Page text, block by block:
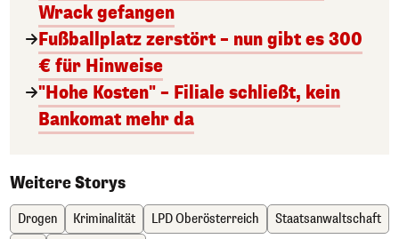
Wrack gefangen
Fußballplatz zerstört – nun gibt es 300
€ für Hinweise
"Hohe Kosten" – Filiale schließt, kein
Bankomat mehr da
Weitere Storys
Drogen Kriminalität LPD Oberösterreich
Staatsanwaltschaft